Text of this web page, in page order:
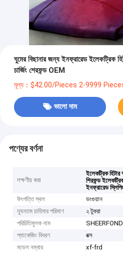
ঘুমের বিছানার জন্য ইনফ্রারেড ইলেকট্রিক
চার্জিং শেরফন্ড OEM
মূল্য：$42.00/Pieces 2-9999
ভালো দাম
পণ্যের বর্ণনা
লক্ষণীয় করা
ইলেকট্রিক
শিরফন্ড
ইনফ্রারেড
উৎপত্তি স্থল
ডংগুয়ান
ন্যূনতম চাহিদার পরিমাণ
২ টুকরা
পরিচিতিমুলক নাম
SHEERFOND
প্যাকেজিং বিবরণ
বক্স
মডেল নম্বার
xf-frd